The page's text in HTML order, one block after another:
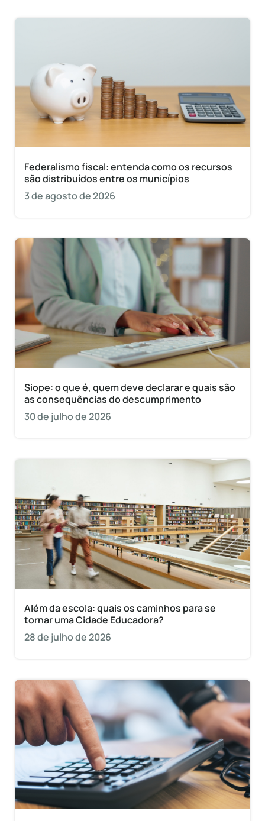
Federalismo fiscal: entenda como os recursos
são distribuídos entre os municípios
3 de agosto de 2026
Siope: o que é, quem deve declarar e quais são
as consequências do descumprimento
30 de julho de 2026
Além da escola: quais os caminhos para se
tornar uma Cidade Educadora?
28 de julho de 2026